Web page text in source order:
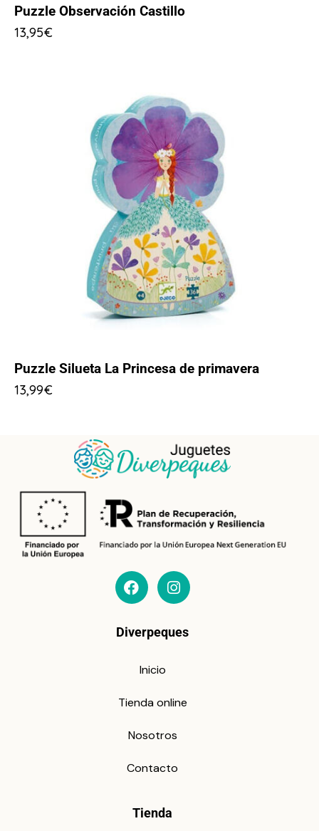
Puzzle Observación Castillo
13,95€
Puzzle Silueta La Princesa de primavera
13,99€
Diverpeques
Inicio
Tienda online
Nosotros
Contacto
Tienda